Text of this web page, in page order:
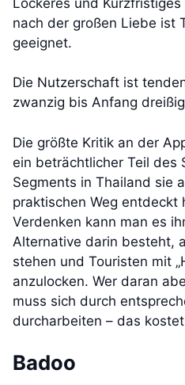
nach der großen Liebe ist
geeignet.
Die Nutzerschaft ist
zwanzig bis Anfang
Die größte Kritik an der
ein beträchtlicher Teil des
Segments in Thailand sie
praktischen Weg entdeckt
Verdenken kann man es
Alternative darin besteht,
stehen und Touristen mit
anzulocken. Wer daran
muss sich durch
durcharbeiten – das
Badoo